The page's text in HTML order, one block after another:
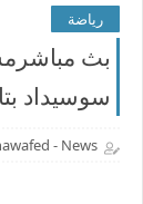
رياضة
بث
سوسيداد بتاريخ 29-01-2023
- News